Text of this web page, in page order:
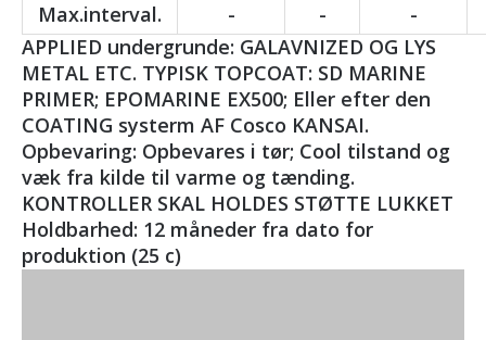
Max.interval.
- -
-
APPLIED undergrunde: GALAVNIZED OG LYS
METAL ETC. TYPISK TOPCOAT: SD MARINE
PRIMER; EPOMARINE EX500; Eller efter den
COATING systerm AF Cosco KANSAI.
Opbevaring: Opbevares i tør; Cool tilstand og
væk fra kilde til varme og tænding.
KONTROLLER SKAL HOLDES STØTTE LUKKET
Holdbarhed: 12 måneder fra dato for
produktion (25 c)